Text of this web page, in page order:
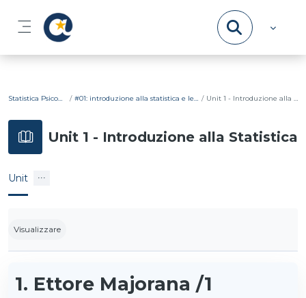
Pannello laterale
Statistica Psicometrica #01: introduzione alla statistica e lessico di base Unit 1 - Introduzione alla Statistica
Unit 1 - Introduzione alla Statistica
Unit
Visualizzare
1. Ettore Majorana /1